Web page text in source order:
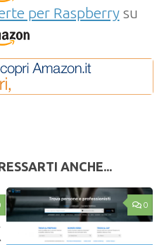
per Raspberrysu
ANCHE...
0